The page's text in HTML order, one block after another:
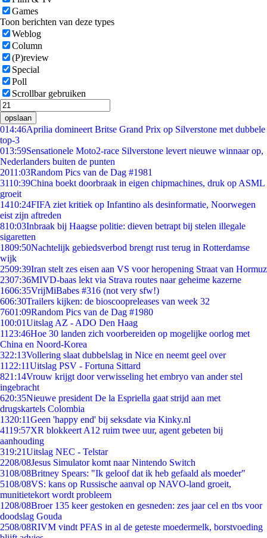
Games
Toon berichten van deze types
Weblog
Column
(P)review
Special
Poll
Scrollbar gebruiken
opslaan
014:46Aprilia domineert Britse Grand Prix op Silverstone met dubbele
top-3
013:59Sensationele Moto2-race Silverstone levert nieuwe winnaar op,
Nederlanders buiten de punten
2011:03Random Pics van de Dag #1981
3110:39China boekt doorbraak in eigen chipmachines, druk op ASML
groeit
1410:24FIFA ziet kritiek op Infantino als desinformatie, Noorwegen
eist zijn aftreden
810:03Inbraak bij Haagse politie: dieven betrapt bij stelen illegale
sigaretten
1809:50Nachtelijk gebiedsverbod brengt rust terug in Rotterdamse
wijk
2509:39Iran stelt zes eisen aan VS voor heropening Straat van Hormuz
2307:36MIVD-baas lekt via Strava routes naar geheime kazerne
1606:35VrijMiBabes #316 (not very sfw!)
606:30Trailers kijken: de bioscoopreleases van week 32
7601:09Random Pics van de Dag #1980
100:01Uitslag AZ - ADO Den Haag
11 23:46Hoe 30 landen zich voorbereiden op mogelijke oorlog met
China en Noord-Korea
322:13Vollering slaat dubbelslag in Nice en neemt geel over
11 22:11Uitslag PSV - Fortuna Sittard
821:14Vrouw krijgt door verwisseling het embryo van ander stel
ingebracht
620:35Nieuwe president De la Espriella gaat strijd aan met
drugskartels Colombia
1320:11Geen 'happy end' bij seksdate via Kinky.nl
4119:57XR blokkeert A12 ruim twee uur, agent gebeten bij
aanhouding
319:21Uitslag NEC - Telstar
2208/08Jesus Simulator komt naar Nintendo Switch
3108/08Britney Spears: "Ik geloof dat ik heb gefaald als moeder"
5108/08VS: kans op Russische aanval op NAVO-land groeit,
munitietekort wordt probleem
1208/08Broer 135 keer gestoken en gesneden: zes jaar cel en tbs voor
doodslag Gouda
2508/08RIVM vindt PFAS in al de geteste moedermelk, borstvoeding